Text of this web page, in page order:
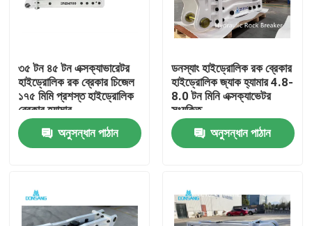
বাড়ি
৩৫ টন ৪৫ টন এক্সক্যাভারেটর
হাইড্রোলিক রক ব্রেকার চিজেল
১৭৫ মিমি প্রশস্ত হাইড্রোলিক
ব্রেকার হ্যামার
অনুসন্ধান পাঠান
ডনস্যাং হাইড্রোলিক রক ব্রেকার
হাইড্রোলিক জ্যাক হ্যামার 4.8-
8.0 টন মিনি এক্সক্যাভেটর
সংযুক্তি
অনুসন্ধান পাঠান